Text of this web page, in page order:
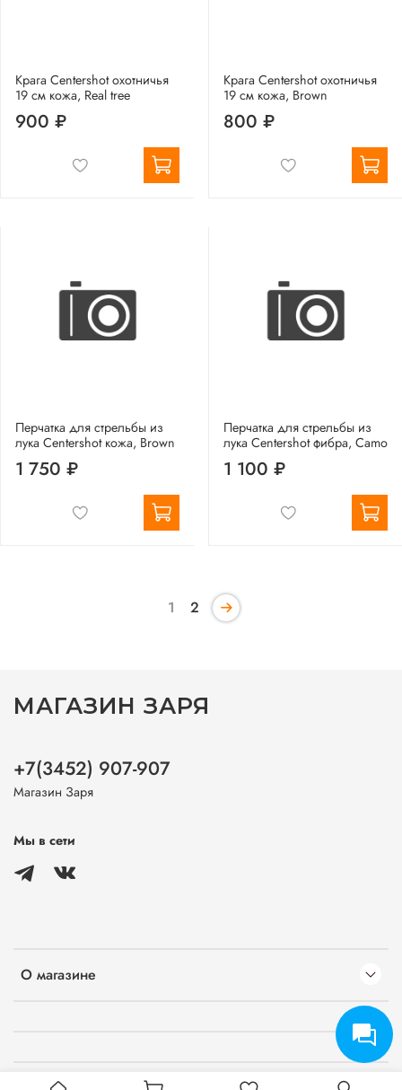
Крага Centershot охотничья
19 см кожа, Real tree
900 ₽
Крага Centershot охотничья
19 см кожа, Brown
800 ₽
Перчатка для стрельбы из
лука Centershot кожа, Brown
1 750 ₽
Перчатка для стрельбы из
лука Centershot фибра, Camo
1 100 ₽
1 2
О магазине
МАГАЗИН ЗАРЯ
+7(3452) 907-907
Магазин Заря
Мы в сети